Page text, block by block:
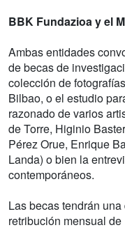
BBK Fundazioa y el
Ambas entidades
de becas de
colección de
Bilbao, o el estudio
razonado de varios
de Torre, Higinio
Pérez Orue, Enrique
Landa) o bien la
contemporáneos.
Las becas tendrán
retribución mensual